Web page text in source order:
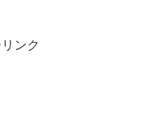
ンク